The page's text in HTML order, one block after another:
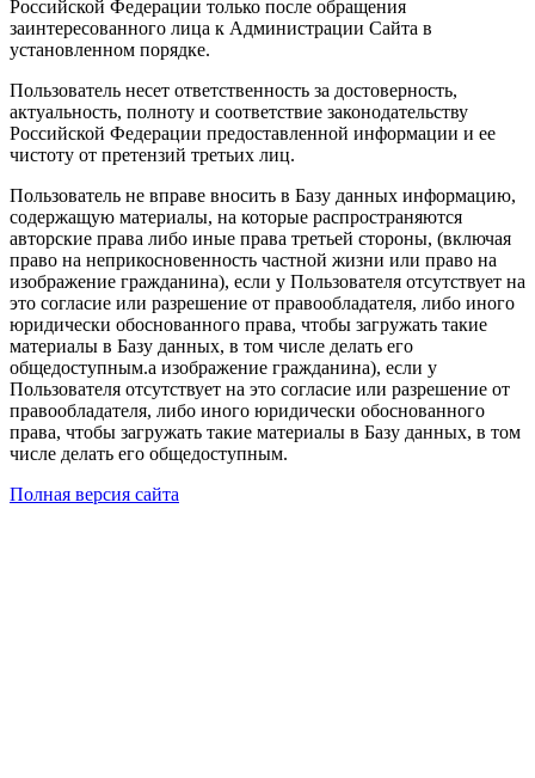
Российской Федерации только после обращения
заинтересованного лица к Администрации Сайта в
установленном порядке.
Пользователь несет ответственность за достоверность,
актуальность, полноту и соответствие законодательству
Российской Федерации предоставленной информации и ее
чистоту от претензий третьих лиц.
Пользователь не вправе вносить в Базу данных информацию,
содержащую материалы, на которые распространяются
авторские права либо иные права третьей стороны, (включая
право на неприкосновенность частной жизни или право на
изображение гражданина), если у Пользователя отсутствует на
это согласие или разрешение от правообладателя, либо иного
юридически обоснованного права, чтобы загружать такие
материалы в Базу данных, в том числе делать его
общедоступным.а изображение гражданина), если у
Пользователя отсутствует на это согласие или разрешение от
правообладателя, либо иного юридически обоснованного
права, чтобы загружать такие материалы в Базу данных, в том
числе делать его общедоступным.
Полная версия сайта